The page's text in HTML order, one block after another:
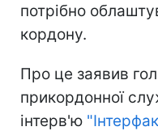
потрібно
кордону.
Про це заявив
прикордонної
інтерв'ю